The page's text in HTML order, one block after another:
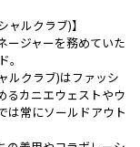
ャルクラブ)】
ージャーを務めていた
ルクラブ)はファッシ
るカニエウェストやウ
は常にソールドアウト